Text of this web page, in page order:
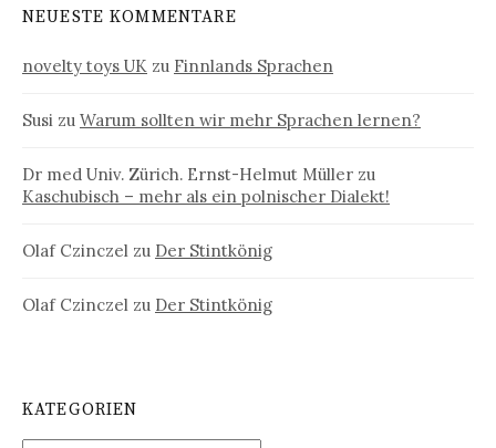
NEUESTE KOMMENTARE
novelty toys UK zu Finnlands Sprachen
Susi zu Warum sollten wir mehr Sprachen lernen?
Dr med Univ. Zürich. Ernst-Helmut Müller zu
Kaschubisch – mehr als ein polnischer Dialekt!
Olaf Czinczel zu Der Stintkönig
Olaf Czinczel zu Der Stintkönig
KATEGORIEN